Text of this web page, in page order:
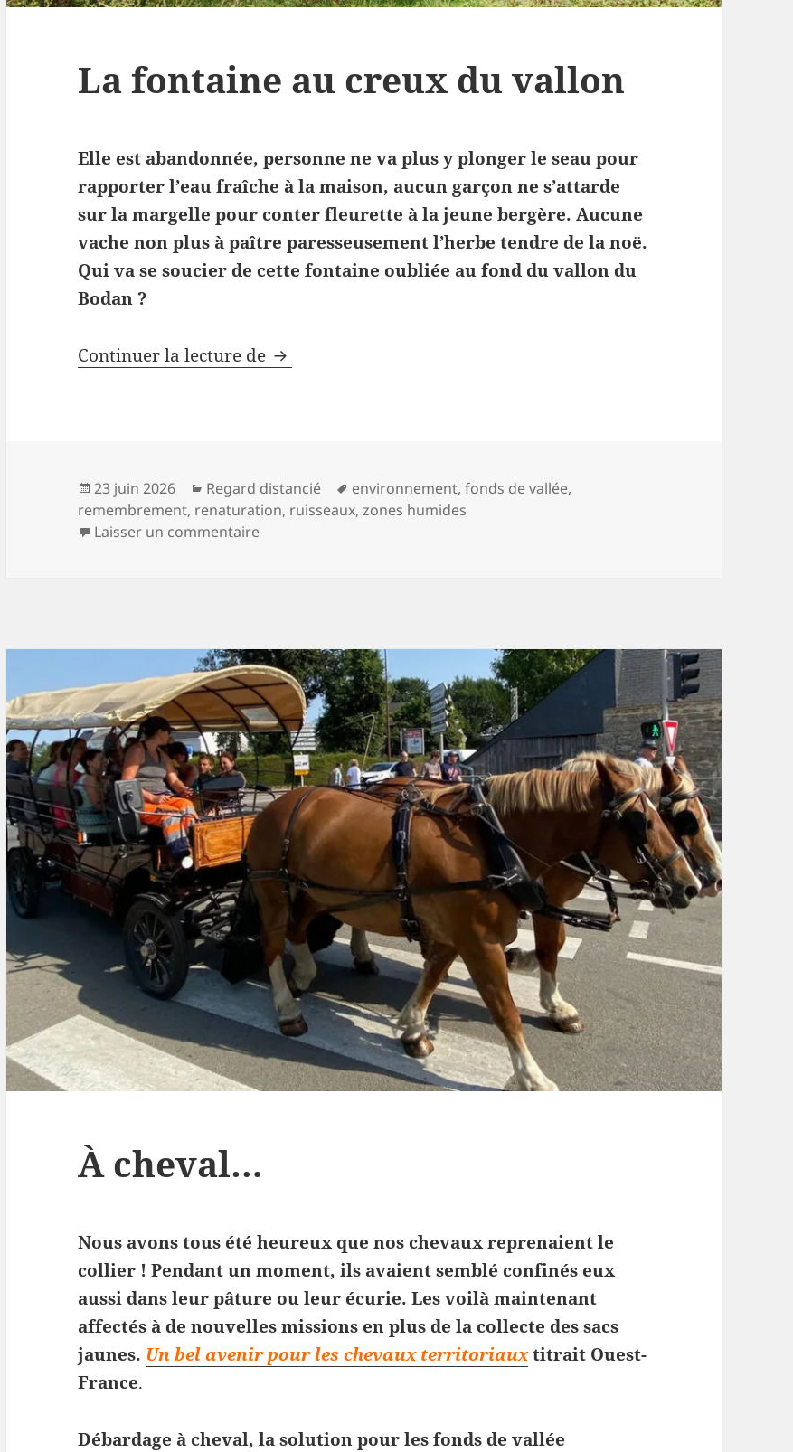
La fontaine au creux du vallon
Elle est abandonnée, personne ne va plus y plonger le seau pour
rapporter l’eau fraîche à la maison, aucun garçon ne s’attarde
sur la margelle pour conter fleurette à la jeune bergère. Aucune
vache non plus à paître paresseusement l’herbe tendre de la noë.
Qui va se soucier de cette fontaine oubliée au fond du vallon du
Bodan ?
Continuer la lecture de La fontaine au creux du vallon
Publié
le
23 juin 2026 Catégories
Regard distancié
Mots-
clés
environnement,fonds de vallée,
remembrement, renaturation, ruisseaux,zones humides
Laisser un commentairesur La fontaine au creux du vallon
À cheval…
Nous avons tous été heureux que nos chevaux reprenaient le
collier ! Pendant un moment, ils avaient semblé confinés eux
aussi dans leur pâture ou leur écurie. Les voilà maintenant
affectés à de nouvelles missions en plus de la collecte des sacs
jaunes. Un bel avenir pour les chevaux territoriauxtitrait Ouest-
France.
Débardage à cheval, la solution pour les fonds de vallée